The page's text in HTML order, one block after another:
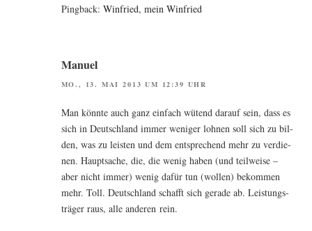
Pingback: Winfried, mein Winfried
Manuel
MO., 13. MAI 2013 UM 12:39 UHR
Man könn­te auch ganz ein­fach wütend dar­auf sein, dass es
sich in Deutsch­land immer weni­ger loh­nen soll sich zu bil­
den, was zu leis­ten und dem ent­spre­chend mehr zu ver­die­
nen. Haupt­sa­che, die, die wenig haben (und teil­wei­se –
aber nicht immer) wenig dafür tun (wol­len) bekom­men
mehr. Toll. Deutsch­land schafft sich gera­de ab. Leis­tungs­
trä­ger raus, alle ande­ren rein.